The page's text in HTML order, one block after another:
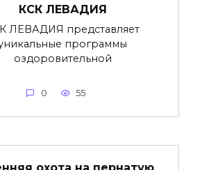
КСК ЛЕВАДИЯ
ЛЕВАДИЯ представляет
программы
оздоровительной
0 55